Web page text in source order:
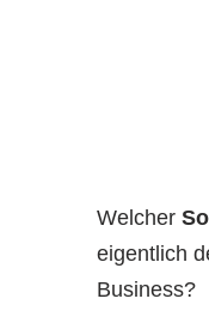
Welcher
eigentlich
Business?